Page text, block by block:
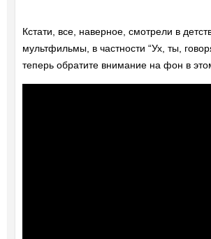
Кстати, все, наверное, смотрели в
мультфильмы, в частности “Ух, ты,
теперь обратите внимание на фон в